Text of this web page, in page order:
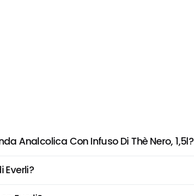
Analcolica Con Infuso Di Thè Nero, 1,5l?